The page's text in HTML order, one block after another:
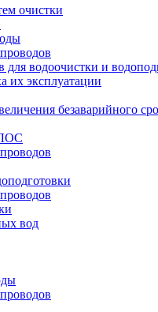
очистки
водоочистки и
их эксплуатации
безаварийного
вод